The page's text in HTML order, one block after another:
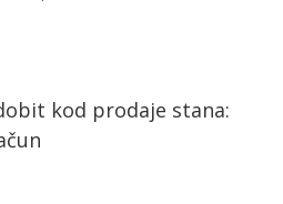
kod prodaje stana: